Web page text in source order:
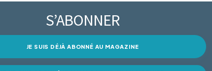
S’ABONNER
JE SUIS DÉJÀ ABONNÉ AU MAGAZINE